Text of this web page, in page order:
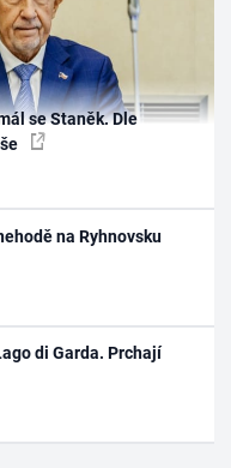
se Staněk. Dle
na Ryhnovsku
di Garda. Prchají